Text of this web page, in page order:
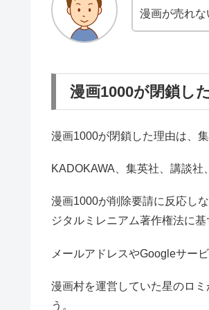
漫画が売れ
漫画1000が閉鎖し
漫画1000が閉鎖した理由は、
KADOKAWA、集英社、講談
漫画1000が削除要請に反応し
ジタルミレニアム著作権法に
メールアドレスやGoogleサー
漫画村を運営していた星のロ
う。